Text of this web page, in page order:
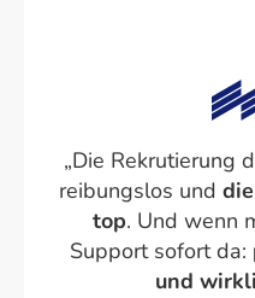
„Die Rekrutierung
reibungslos und
top. Und wenn
Support sofort da:
und